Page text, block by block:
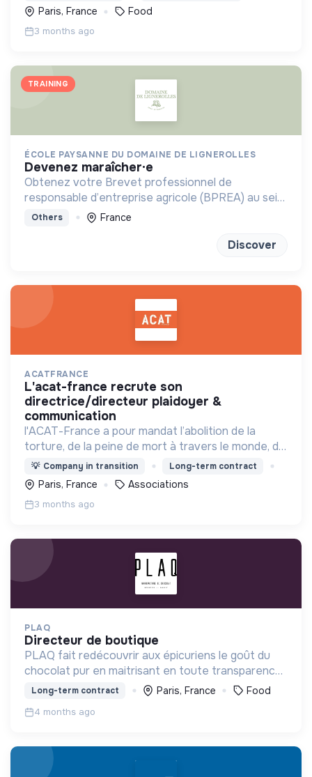
Paris, France Food
3 months ago
TRAINING
ÉCOLE PAYSANNE DU DOMAINE DE LIGNEROLLES
devenez maraîcher·e
Obtenez votre Brevet professionnel de
responsable d’entreprise agricole (BPREA) au sein
d'une ferme en maraîchage bio-intensive
Others France
Discover
ACATFRANCE
l'acat-france recrute son
directrice/directeur plaidoyer &
communication
l'ACAT-France a pour mandat l’abolition de la
torture, de la peine de mort à travers le monde, de
protéger le droit d’asile et défendre les droits des
personnes en exil forcé,
💡 Company in transition Long-term contract
Paris, France Associations
3 months ago
PLAQ
directeur de boutique
PLAQ fait redécouvrir aux épicuriens le goût du
chocolat pur en maitrisant en toute transparence
dans sa manufacture sa fabrication à partir des
l’agroforesterie.
Long-term contract Paris, France Food
4 months ago